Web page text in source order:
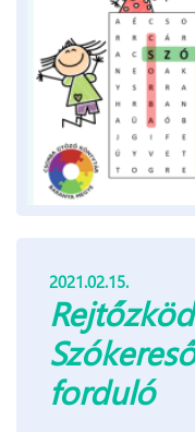
2021.02.15.
forduló